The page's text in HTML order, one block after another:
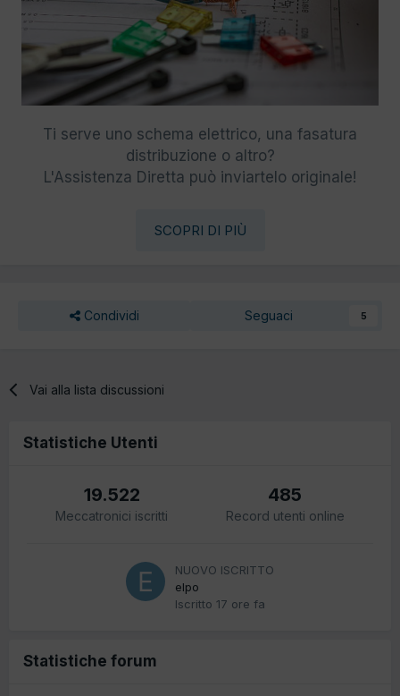
Ti serve uno schema elettrico, una fasatura
distribuzione o altro?
L'Assistenza Diretta può inviartelo originale!
SCOPRI DI PIÙ
Condividi Seguaci 5
Vai alla lista discussioni
Statistiche Utenti
19.522
Meccatronici iscritti
485
Record utenti online
NUOVO ISCRITTO
elpo
Iscritto 17 ore fa
Statistiche forum